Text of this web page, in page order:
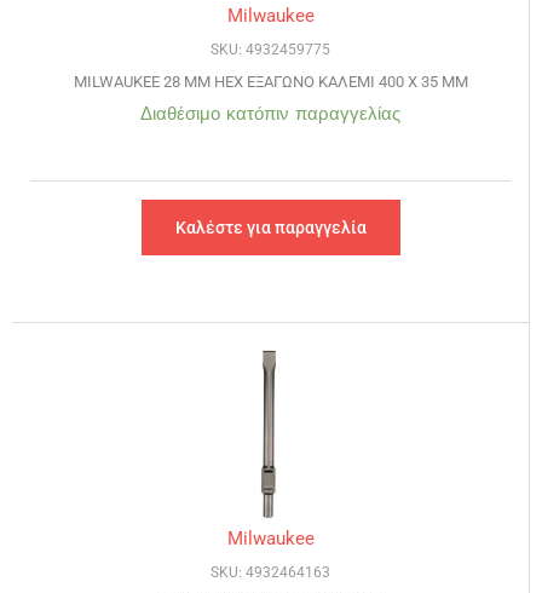
Milwaukee
SKU: 4932459775
MILWAUKEE 28 MM HEX ΕΞΑΓΩΝΟ ΚΑΛΕΜΙ 400 Χ 35 MM
Διαθέσιμο κατόπιν παραγγελίας
Καλέστε για παραγγελία
Milwaukee
SKU: 4932464163